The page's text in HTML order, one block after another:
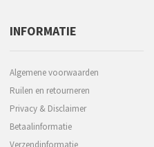
INFORMATIE
Algemene voorwaarden
Ruilen en retourneren
Privacy & Disclaimer
Betaalinformatie